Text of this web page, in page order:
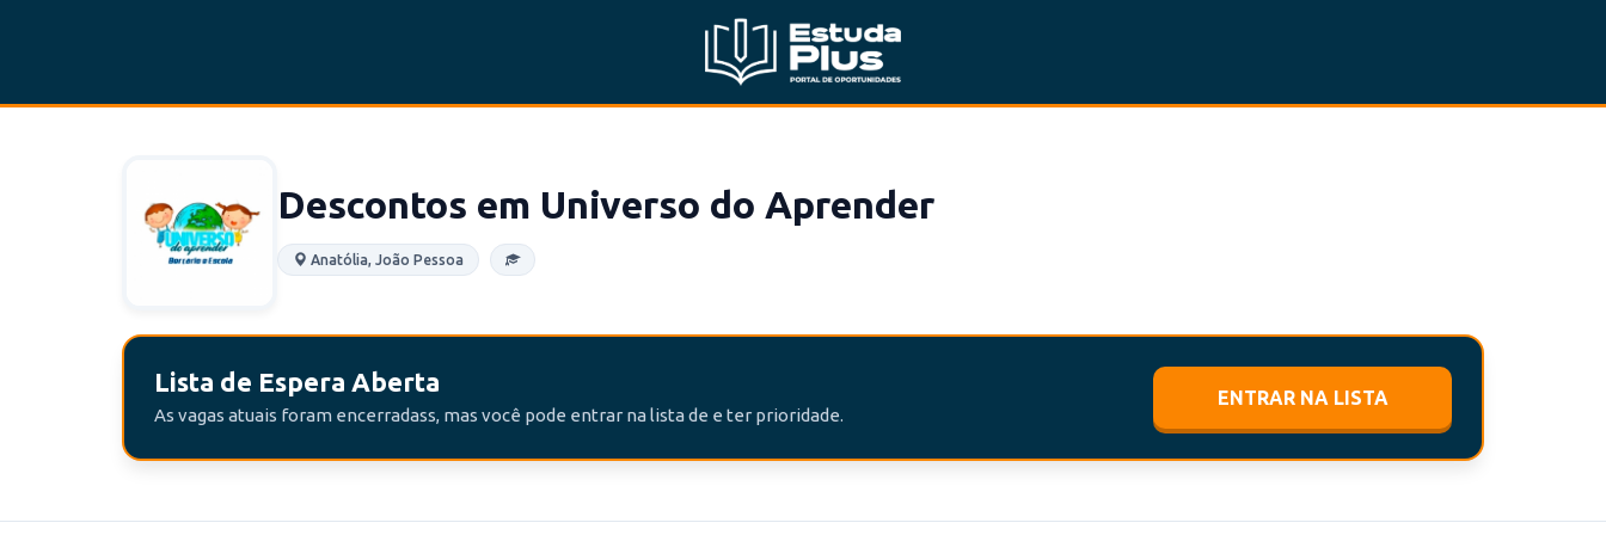
Descontos em Universo do Aprender
Anatólia, João Pessoa
Lista de Espera Aberta
As vagas atuais foram encerradass, mas você pode entrar na lista de e ter prioridade.
ENTRAR NA LISTA